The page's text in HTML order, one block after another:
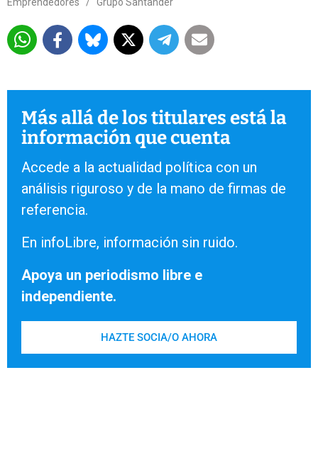
Más allá de los titulares está la
información que cuenta
Accede a la actualidad política con un
análisis riguroso y de la mano de firmas de
referencia.
En infoLibre, información sin ruido.
Apoya un periodismo libre e
independiente.
HAZTE SOCIA/O AHORA